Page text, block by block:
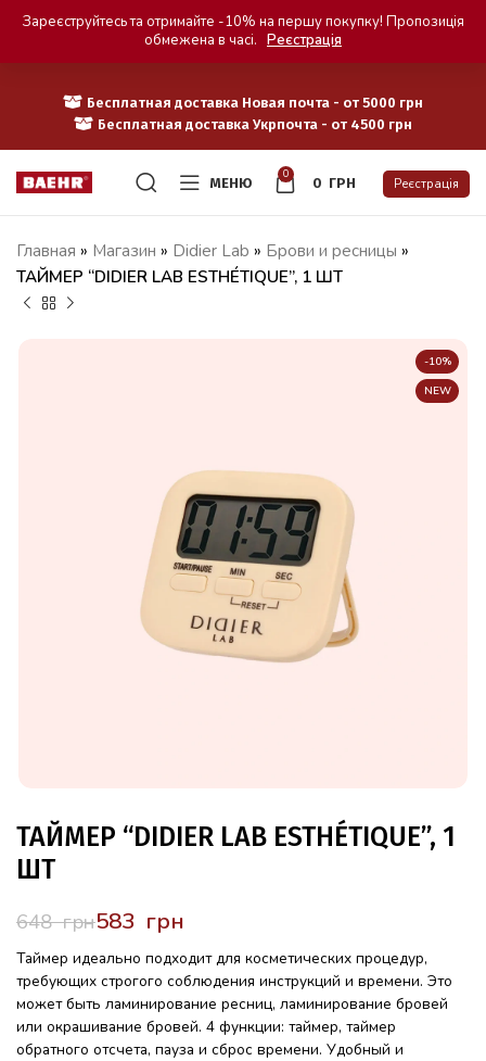
Бесплатная доставка Новая почта - от 5000 грн
Бесплатная доставка Укрпочта - от 4500 грн
МЕНЮ
0
0 ГРН Реєстрація
Главная » Магазин » Didier Lab » Брови и ресницы »
ТАЙМЕР “DIDIER LAB ESTHÉTIQUE”, 1 ШТ
-10%
NEW
ТАЙМЕР “DIDIER LAB ESTHÉTIQUE”, 1
ШТ
648грн583 грн
Таймер идеально подходит для косметических процедур,
требующих строгого соблюдения инструкций и времени. Это
может быть ламинирование ресниц, ламинирование бровей
или окрашивание бровей. 4 функции: таймер, таймер
обратного отсчета, пауза и сброс времени. Удобный и
Зареєструйтесь та отримайте -10% на першу покупку! Пропозиція
обмежена в часі. Реєстрація